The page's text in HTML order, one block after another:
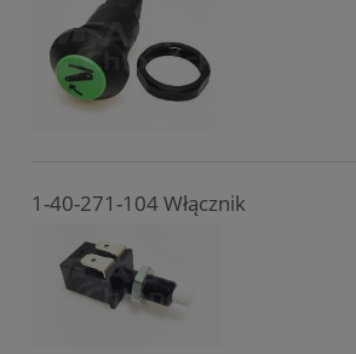
1-40-271-104 Włącznik